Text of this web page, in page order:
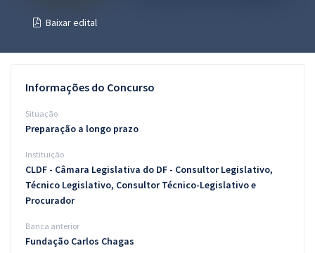
Questões grátis
Conteúdo gratuito
Aprovados
Atendimento
Baixar edital
Informações do Concurso
Situação
Preparação a longo prazo
Instituição
CLDF - Câmara Legislativa do DF - Consultor Legislativo,
Técnico Legislativo, Consultor Técnico-Legislativo e
Procurador
Banca anterior
Fundação Carlos Chagas